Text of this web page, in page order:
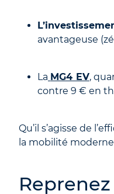
avantageuse
La MG4 EV,
contre 9 € en
Qu’il s’agisse de
la mobilité